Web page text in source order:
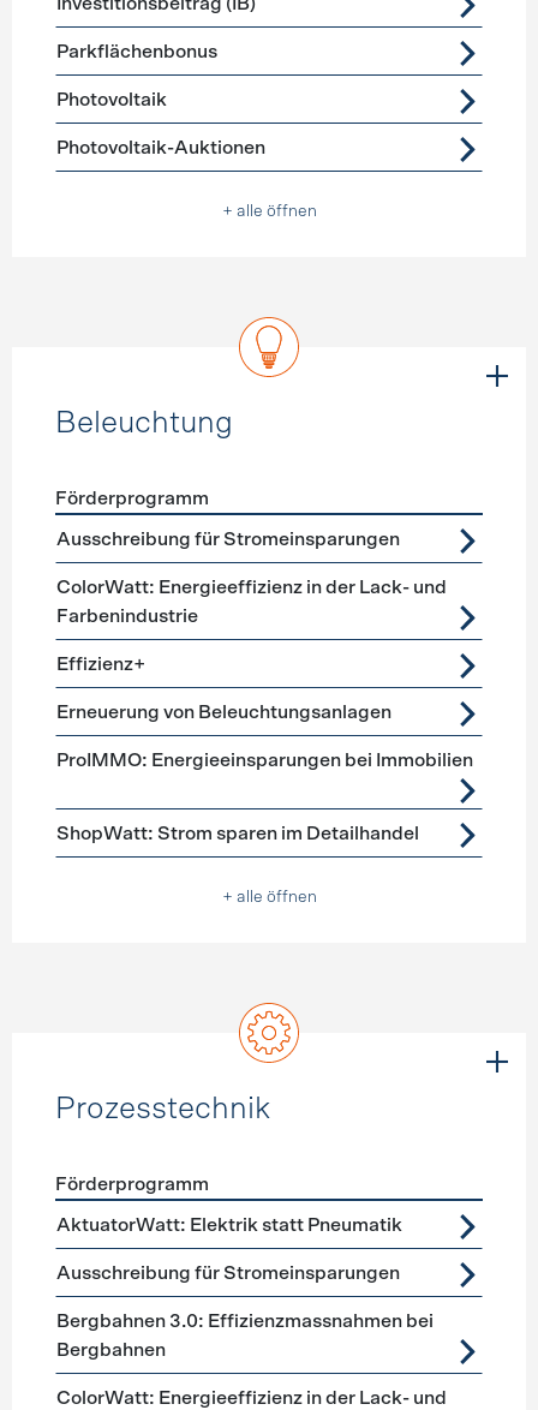
Parkflächenbonus
Photovoltaik
Photovoltaik-Auktionen
+ alle öffnen
Beleuchtung
Förderprogramme Beleuchtung
Förderprogramm
Ausschreibung für Stromeinsparungen
ColorWatt: Energieeffizienz in der Lack- und
Farbenindustrie
Effizienz+
Erneuerung von Beleuchtungsanlagen
ProIMMO: Energieeinsparungen bei Immobilien
ShopWatt: Strom sparen im Detailhandel
+ alle öffnen
Prozesstechnik
Förderprogramme Prozesstechnik
Förderprogramm
AktuatorWatt: Elektrik statt Pneumatik
Ausschreibung für Stromeinsparungen
Bergbahnen 3.0: Effizienzmassnahmen bei
Bergbahnen
ColorWatt: Energieeffizienz in der Lack- und